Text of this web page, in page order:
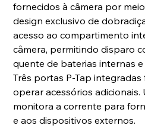
fornecidos à câmera por
design exclusivo de
acesso ao compartimento
câmera, permitindo disparo
quente de baterias internas e
Três portas P-Tap
operar acessórios adicionais.
monitora a corrente para
e aos dispositivos externos.